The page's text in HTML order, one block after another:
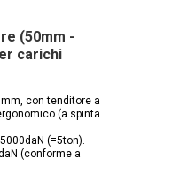
(50mm -
carichi
con tenditore a
(a spinta
(=5ton).
(conforme a